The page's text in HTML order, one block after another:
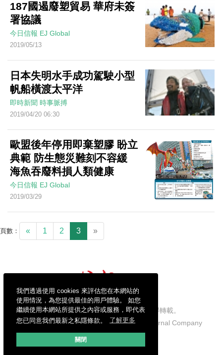
我們透過使用 cookies 來評估您在本網站的
使用情況，為您提供最佳的用戶體驗。 如您
繼續使用本網站所提供之內容或服務，即代表
您已同意我們最新之私隱條款。
了解更多
關閉
187國遏廢塑貿易 華府未簽
署協議
今日信報 EJ Global
2019/05/13
日本失明水手成功駕駛小型
帆船橫渡太平洋
即時新聞 時事脈搏
2019/04/20 06:30
歐盟後年停用即棄塑膠 盼立
典範 防生態災難刻不容緩
海魚吞廢料損人類健康
今日信報 EJ Global
2019/03/29
頁數： « 1 2 3 »
信報財經新聞有限公司版權所有，不得轉載。
Copyright © 2026 Hong Kong Economic Journal Company
Limited. All rights reserved.